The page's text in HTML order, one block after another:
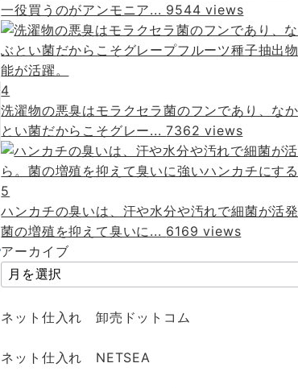
一役買うのがアンモニア... 9544 views
4
洗濯物の悪臭はモラクセラ菌のフンであり、な
とい菌だからこそグレー...7362 views
5
ハンカチの臭いは、汗や水分や汚れで細菌が活発
菌の増殖を抑えて臭いに... 6169 views
アーカイブ
ネット仕入れ 卸売ドットコム
ネット仕入れ NETSEA